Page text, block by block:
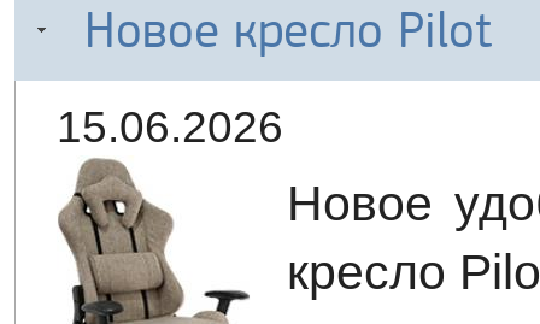
Новое кресло Pilot
15.06.2026
Новое
кресло